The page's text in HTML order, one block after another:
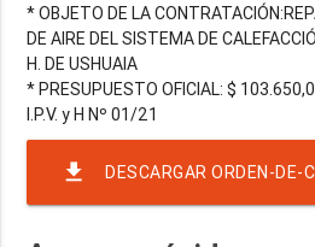
* OBJETO DE LA
DE AIRE DEL SISTEMA DE
H. DE USHUAIA
* PRESUPUESTO OFICIAL: $
file_download DESCARGAR ORDEN-DE-